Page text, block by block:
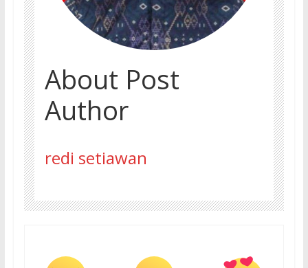
About Post
Author
redi setiawan